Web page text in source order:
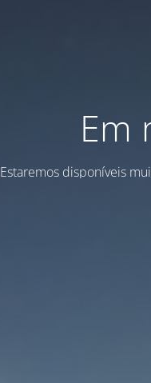
Em
Estaremos disponíveis